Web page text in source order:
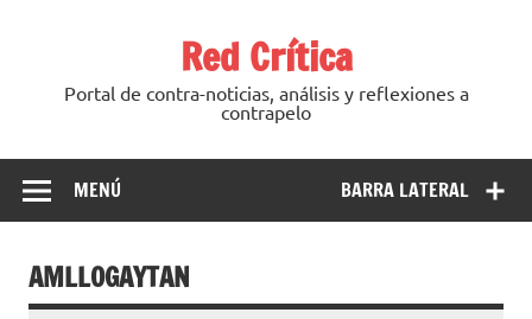
Red Crítica
Portal de contra-noticias, análisis y reflexiones a
contrapelo
BARRA LATERAL
MENÚ
AMLLOGAYTAN